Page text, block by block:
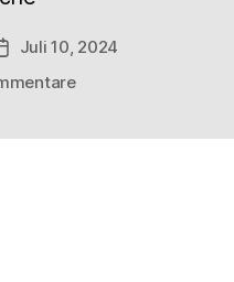
Juli 10, 2024
zu